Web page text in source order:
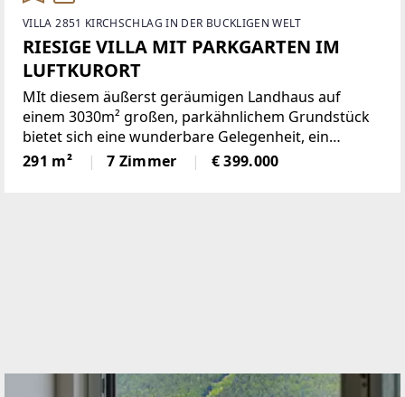
VILLA 2851 KIRCHSCHLAG IN DER BUCKLIGEN WELT
RIESIGE VILLA MIT PARKGARTEN IM
LUFTKURORT
MIt diesem äußerst geräumigen Landhaus auf
einem 3030m² großen, parkähnlichem Grundstück
bietet sich eine wunderbare Gelegenheit, ein
einmaliges Domizil in der beliebten Gemeinde
Krumbach zu schaffen!Das 1972 in Ziegelbauweise
291 m² 7 Zimmer € 399.000